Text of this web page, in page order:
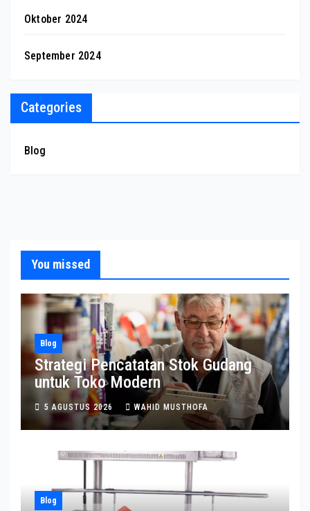
Oktober 2024
September 2024
Categories
Blog
You missed
Blog
Strategi Pencatatan Stok Gudang
untuk Toko Modern
5 AGUSTUS 2026 WAHID MUSTHOFA
Blog